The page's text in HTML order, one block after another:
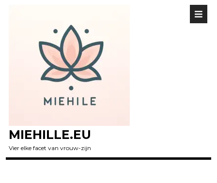
MIEHILLE.EU
Vier elke facet van vrouw-zijn